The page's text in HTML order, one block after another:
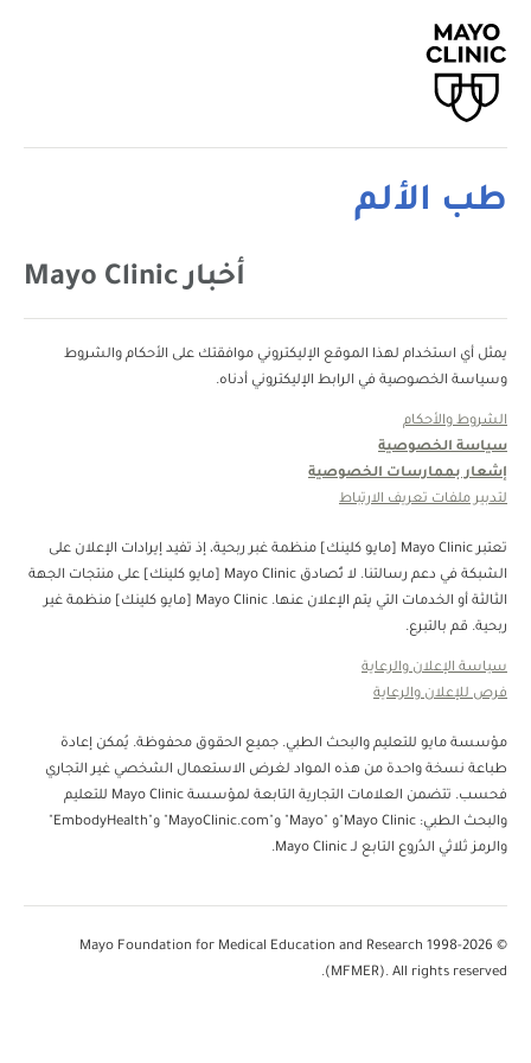
طب الألم
أخبار Mayo Clinic
يمثل أي استخدام لهذا الموقع الإليكتروني موافقتك على الأحكام والشروط
وسياسة الخصوصية في الرابط الإليكتروني أدناه.
الشروط والأحكام
سياسة الخصوصية
إشعار بممارسات الخصوصية
لتدبير ملفات تعريف الارتباط
تعتبر Mayo Clinic [مايو كلينك] منظمة غبر ربحية، إذ تفيد إيرادات الإعلان على
الشبكة في دعم رسالتنا. لا تُصادق Mayo Clinic [مايو كلينك] على منتجات الجهة
الثالثة أو الخدمات التي يتم الإعلان عنها. Mayo Clinic [مايو كلينك] منظمة غير
ربحية. قم بالتبرع.
سياسة الإعلان والرعاية
فرص للإعلان والرعاية
مؤسسة مايو للتعليم والبحث الطبي. جميع الحقوق محفوظة. يُمكن إعادة
طباعة نسخة واحدة من هذه المواد لغرض الاستعمال الشخصي غير التجاري
فحسب. تتضمن العلامات التجارية التابعة لمؤسسة Mayo Clinic للتعليم
والبحث الطبي: Mayo Clinic"و "Mayo" و"MayoClinic.com" و"EmbodyHealth"
والرمز ثلاثي الدُروع التابع لـ Mayo Clinic.
© 1998-2026 Mayo Foundation for Medical Education and Research
(MFMER). All rights reserved.